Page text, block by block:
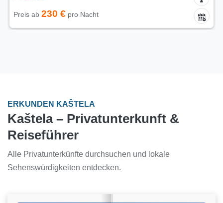
Preis ab230 €pro Nacht
ERKUNDEN KAŠTELA
Kaštela – Privatunterkunft &
Reiseführer
Alle Privatunterkünfte durchsuchen und lokale
Sehenswürdigkeiten entdecken.